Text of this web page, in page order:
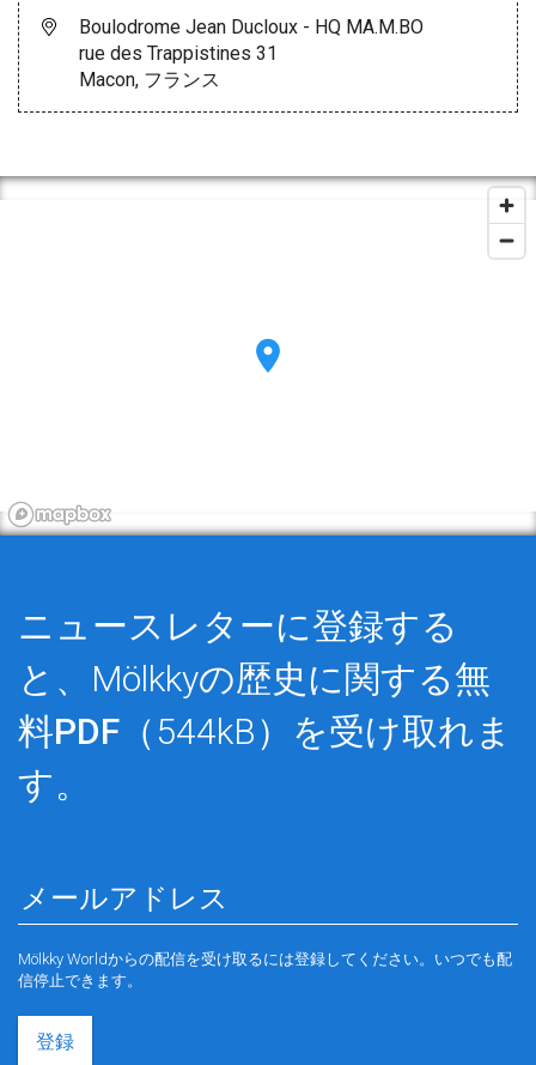
Boulodrome Jean Ducloux - HQ MA.M.BO
rue des Trappistines 31
Macon, フランス
ニュースレターに登録する
と、Mölkkyの歴史に関する無
料PDF （544kB）を受け取れま
す。
Mölkky Worldからの配信を受け取るには登録してください。いつでも配
信停止できます。
登録